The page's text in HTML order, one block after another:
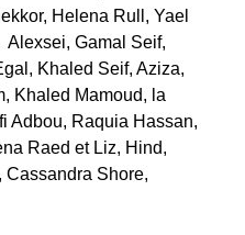
Helena Rull, Yael
Alexsei, Gamal Seif,
Khaled Seif, Aziza,
Khaled Mamoud, la
Adbou, Raquia Hassan,
Raed et Liz, Hind,
Cassandra Shore,